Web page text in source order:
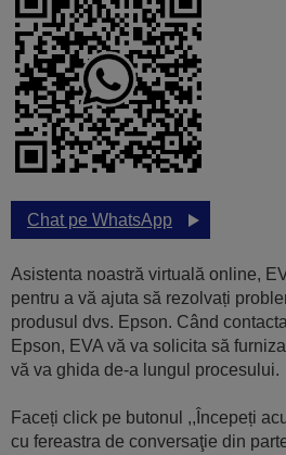
Chat pe WhatsApp
Asistenta noastră virtuală online,
pentru a vă ajuta să rezolvați
produsul dvs. Epson. Când
Epson, EVA vă va solicita să
vă va ghida de-a lungul procesului.
Faceți click pe butonul ,,Începeți
cu fereastra de conversaţie din